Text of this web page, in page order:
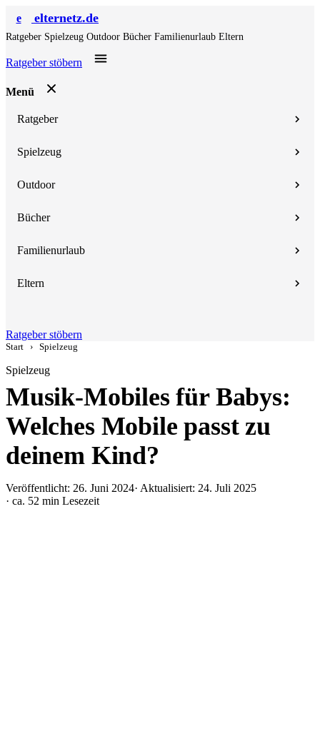
e elternetz.de
Ratgeber Spielzeug Outdoor Bücher Familienurlaub Eltern
Ratgeber stöbern
Menü
Ratgeber
Spielzeug
Outdoor
Bücher
Familienurlaub
Eltern
Ratgeber stöbern
Start › Spielzeug
Spielzeug
Musik-Mobiles für Babys:
Welches Mobile passt zu
deinem Kind?
Veröffentlicht: 26. Juni 2024· Aktualisiert: 24. Juli 2025
· ca. 52 min Lesezeit